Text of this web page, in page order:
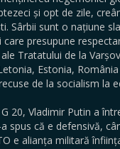
și opt de zile,
Sârbii sunt o națiune
presupune
Tratatului de la
Estonia,
de la socialism la
20, Vladimir Putin a
spus că e defensivă,
e alianța militară